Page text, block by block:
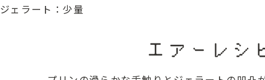
ジェラート：少量
エアーレシ